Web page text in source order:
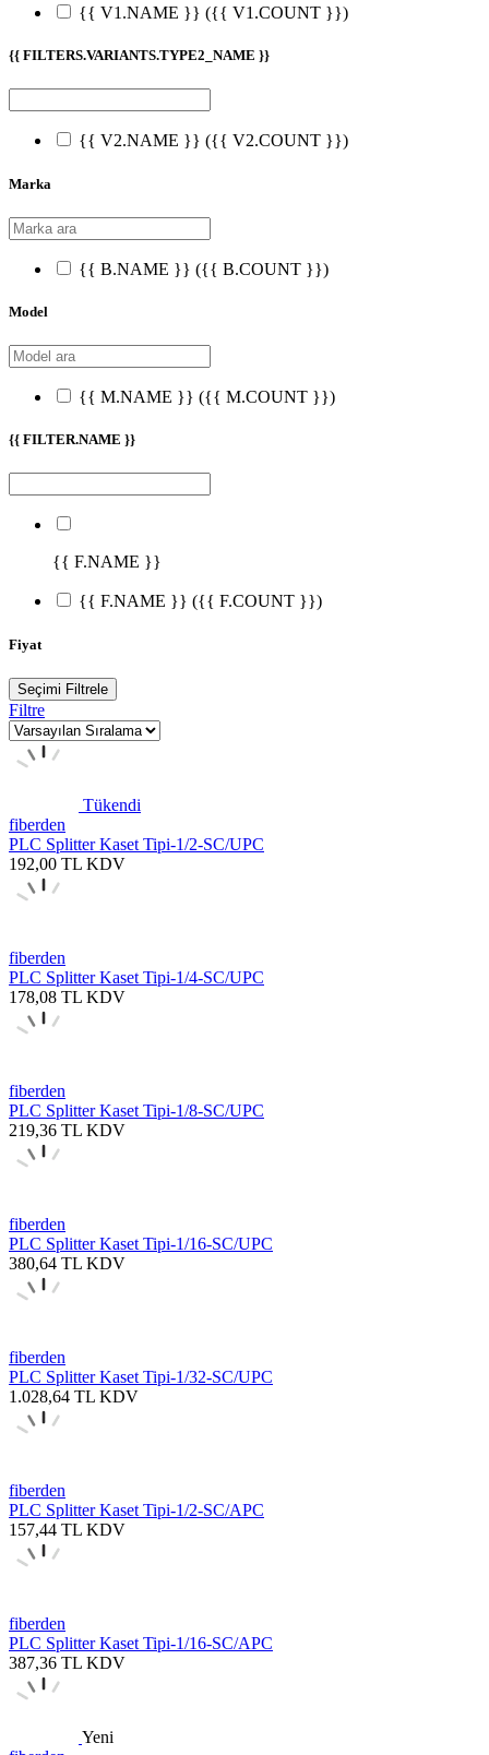
{{ V1.NAME }} ({{ V1.COUNT }})
{{ FILTERS.VARIANTS.TYPE2_NAME }}
{{ V2.NAME }} ({{ V2.COUNT }})
Marka
{{ B.NAME }} ({{ B.COUNT }})
Model
{{ M.NAME }} ({{ M.COUNT }})
{{ FILTER.NAME }}
{{ F.NAME }}
{{ F.NAME }} ({{ F.COUNT }})
Fiyat
Seçimi Filtrele
Filtre
Tükendi
fiberden
PLC Splitter Kaset Tipi-1/2-SC/UPC
192,00 TL KDV
fiberden
PLC Splitter Kaset Tipi-1/4-SC/UPC
178,08 TL KDV
fiberden
PLC Splitter Kaset Tipi-1/8-SC/UPC
219,36 TL KDV
fiberden
PLC Splitter Kaset Tipi-1/16-SC/UPC
380,64 TL KDV
fiberden
PLC Splitter Kaset Tipi-1/32-SC/UPC
1.028,64 TL KDV
fiberden
PLC Splitter Kaset Tipi-1/2-SC/APC
157,44 TL KDV
fiberden
PLC Splitter Kaset Tipi-1/16-SC/APC
387,36 TL KDV
Yeni